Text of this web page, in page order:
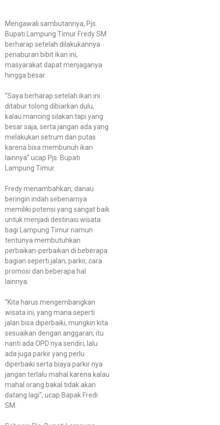
Mengawali sambutannya, Pjs.
Bupati Lampung Timur Fredy SM
berharap setelah dilakukannya
penaburan bibit ikan ini,
masyarakat dapat menjaganya
hingga besar.
“Saya berharap setelah ikan ini
ditabur tolong dibiarkan dulu,
kalau mancing silakan tapi yang
besar saja, serta jangan ada yang
melakukan setrum dan putas
karena bisa membunuh ikan
lainnya” ucap Pjs. Bupati
Lampung Timur.
Fredy menambahkan, danau
beringin indah sebenarnya
memiliki potensi yang sangat baik
untuk menjadi destinasi wisata
bagi Lampung Timur namun
tentunya membutuhkan
perbaikan-perbaikan di beberapa
bagian seperti jalan, parkir, cara
promosi dan beberapa hal
lainnya.
“Kita harus mengembangkan
wisata ini, yang mana seperti
jalan bisa diperbaiki, mungkin kita
sesuaikan dengan anggaran, itu
nanti ada OPD nya sendiri, lalu
ada juga parkir yang perlu
diperbaiki serta biaya parkir nya
jangan terlalu mahal karena kalau
mahal orang bakal tidak akan
datang lagi”, ucap Bapak Fredi
SM.